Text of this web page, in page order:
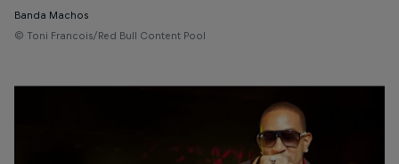
Banda Machos
© Toni Francois/Red Bull Content Pool